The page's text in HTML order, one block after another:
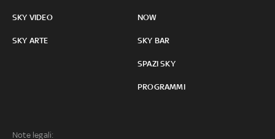
SKY VIDEO
SKY ARTE
NOW
SKY BAR
SPAZI SKY
PROGRAMMI
Note legali: